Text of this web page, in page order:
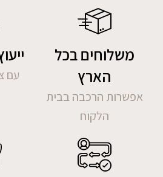
משלוחים בכל
הארץ
אפשרות הרכבה בבית
הלקוח
עם